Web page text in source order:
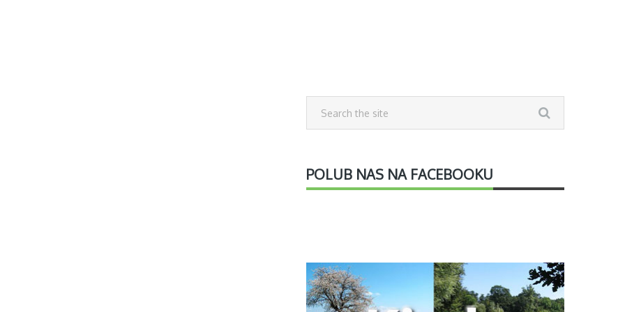
POLUB NAS NA FACEBOOKU